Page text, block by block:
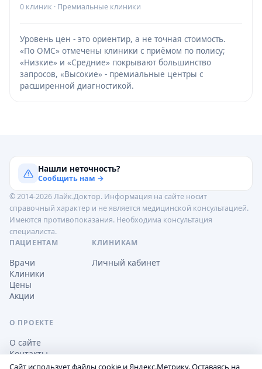
0 клиник · Премиальные клиники
Уровень цен - это ориентир, а не точная стоимость.
«По ОМС» отмечены клиники с приёмом по полису;
«Низкие» и «Средние» покрывают большинство
запросов, «Высокие» - премиальные центры с
расширенной диагностикой.
Нашли неточность?
Сообщить нам →
© 2014-2026 Лайк.Доктор. Информация на сайте носит
справочный характер и не является медицинской консультацией.
Имеются противопоказания. Необходима консультация
специалиста.
ПАЦИЕНТАМ
Врачи
Клиники
Цены
Акции
КЛИНИКАМ
Личный кабинет
О ПРОЕКТЕ
О сайте
Контакты
Сайт использует файлы cookie и Яндекс.Метрику. Оставаясь на